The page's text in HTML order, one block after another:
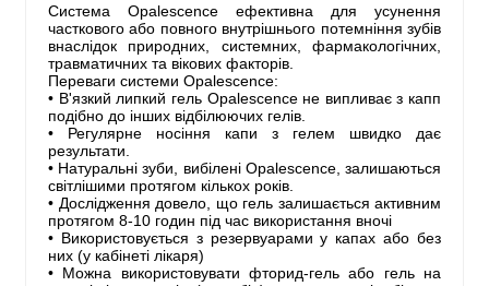
Система Opalescence ефективна для усунення
часткового або повного внутрішнього потемніння зубів
внаслідок природних, системних, фармакологічних,
травматичних та вікових факторів.
Переваги системи Opalescence:
• В'язкий липкий гель Opalescence не випливає з капп
подібно до інших відбілюючих гелів.
• Регулярне носіння капи з гелем швидко дає
результати.
• Натуральні зуби, вибілені Opalescence, залишаються
світлішими протягом кількох років.
• Дослідження довело, що гель залишається активним
протягом 8-10 годин під час використання вночі
• Використовується з резервуарами у капах або без
них (у кабінеті лікаря)
• Можна використовувати фторид-гель або гель на